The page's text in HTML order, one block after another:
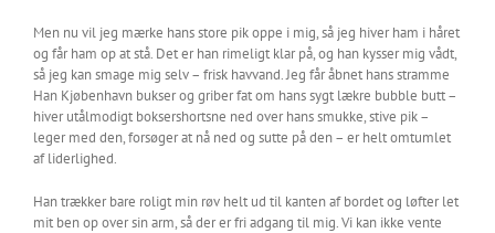
Men nu vil jeg mærke hans store pik oppe i mig, så jeg hiver ham i håret
og får ham op at stå. Det er han rimeligt klar på, og han kysser mig vådt,
så jeg kan smage mig selv – frisk havvand. Jeg får åbnet hans stramme
Han Kjøbenhavn bukser og griber fat om hans sygt lækre bubble butt –
hiver utålmodigt boksershortsne ned over hans smukke, stive pik –
leger med den, forsøger at nå ned og sutte på den – er helt omtumlet
af liderlighed.
Han trækker bare roligt min røv helt ud til kanten af bordet og løfter let
mit ben op over sin arm, så der er fri adgang til mig. Vi kan ikke vente